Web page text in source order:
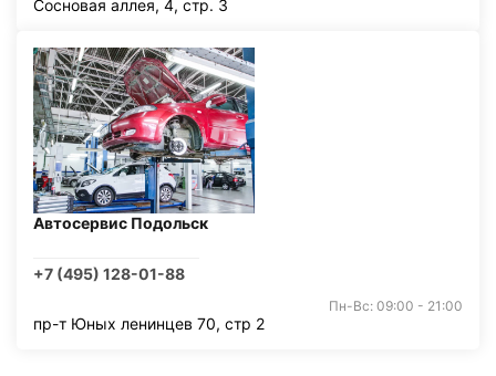
Сосновая аллея, 4, стр. 3
Автосервис Подольск
+7 (495) 128-01-88
Пн-Вс: 09:00 - 21:00
пр-т Юных ленинцев 70, стр 2